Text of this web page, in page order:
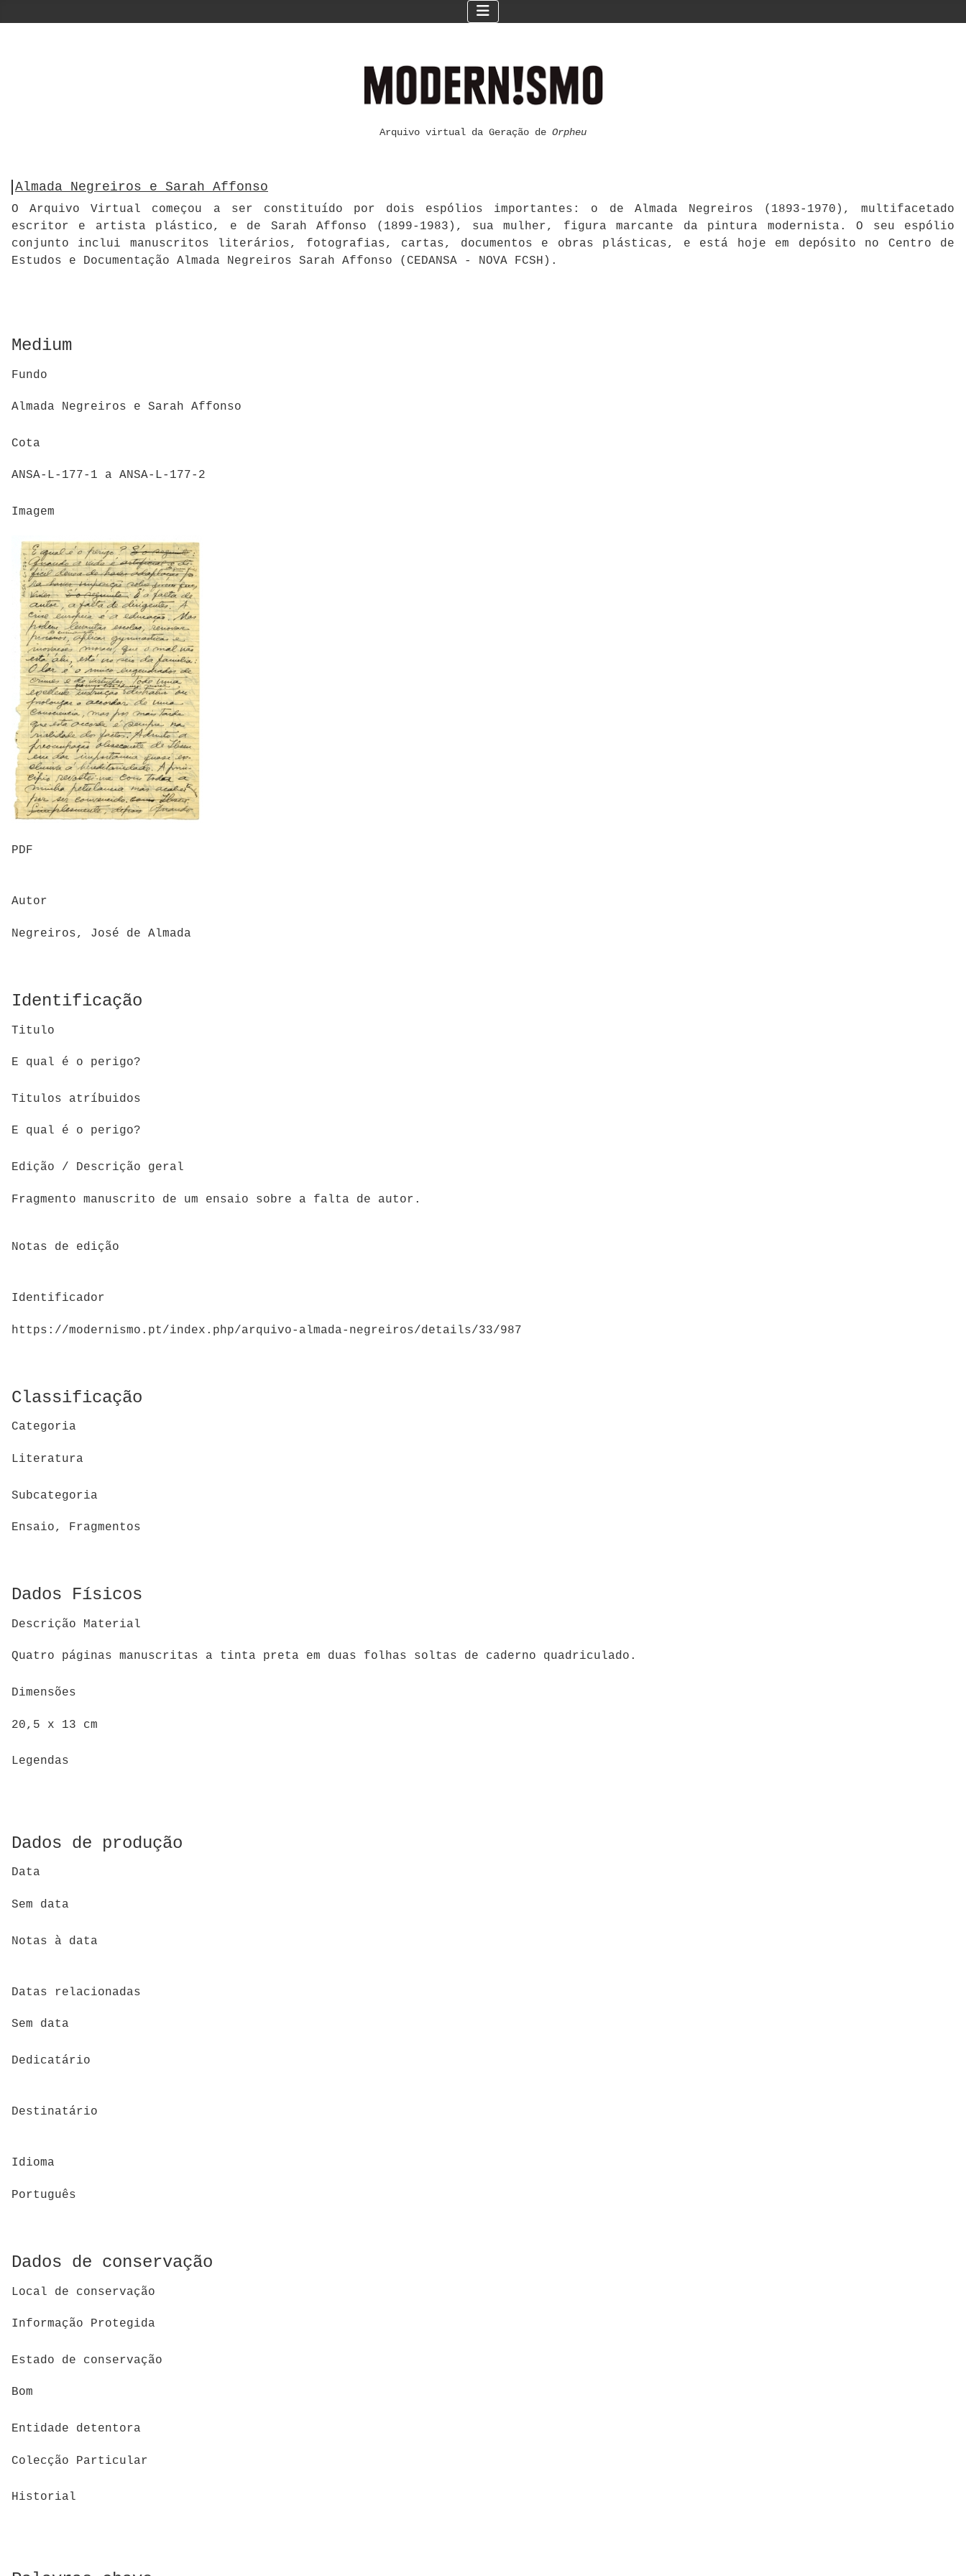
Arquivo virtual da Geração de Orpheu
Almada Negreiros e Sarah Affonso
O Arquivo Virtual começou a ser constituído por dois espólios importantes: o de Almada Negreiros (1893-1970), multifacetado
escritor e artista plástico, e de Sarah Affonso (1899-1983), sua mulher, figura marcante da pintura modernista. O seu espólio
conjunto inclui manuscritos literários, fotografias, cartas, documentos e obras plásticas, e está hoje em depósito no Centro de
Estudos e Documentação Almada Negreiros Sarah Affonso (CEDANSA - NOVA FCSH).
Medium
Fundo
Almada Negreiros e Sarah Affonso
Cota
ANSA-L-177-1 a ANSA-L-177-2
Imagem
PDF
Autor
Negreiros, José de Almada
Identificação
Titulo
E qual é o perigo?
Titulos atríbuidos
E qual é o perigo?
Edição / Descrição geral
Fragmento manuscrito de um ensaio sobre a falta de autor.
Notas de edição
Identificador
https://modernismo.pt/index.php/arquivo-almada-negreiros/details/33/987
Classificação
Categoria
Literatura
Subcategoria
Ensaio, Fragmentos
Dados Físicos
Descrição Material
Quatro páginas manuscritas a tinta preta em duas folhas soltas de caderno quadriculado.
Dimensões
20,5 x 13 cm
Legendas
Dados de produção
Data
Sem data
Notas à data
Datas relacionadas
Sem data
Dedicatário
Destinatário
Idioma
Português
Dados de conservação
Local de conservação
Informação Protegida
Estado de conservação
Bom
Entidade detentora
Colecção Particular
Historial